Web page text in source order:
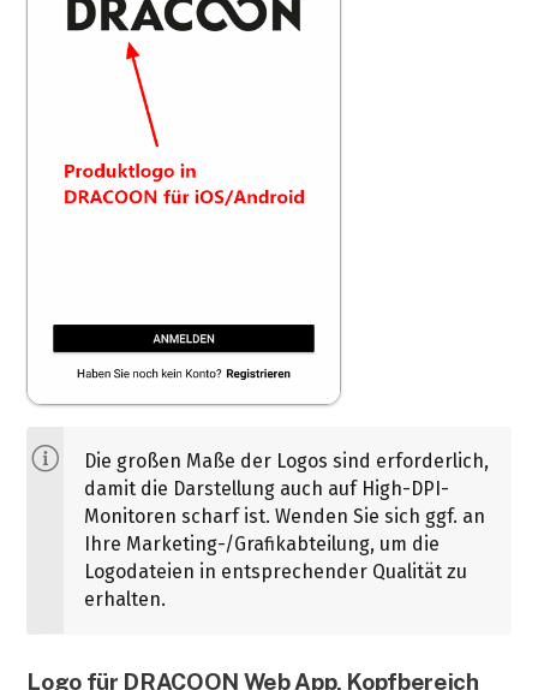
Die großen Maße der Logos sind erforderlich,
damit die Darstellung auch auf High-DPI-
Monitoren scharf ist. Wenden Sie sich ggf. an
Ihre Marketing-/Grafikabteilung, um die
Logodateien in entsprechender Qualität zu
erhalten.
Logo für DRACOON Web App, Kopfbereich